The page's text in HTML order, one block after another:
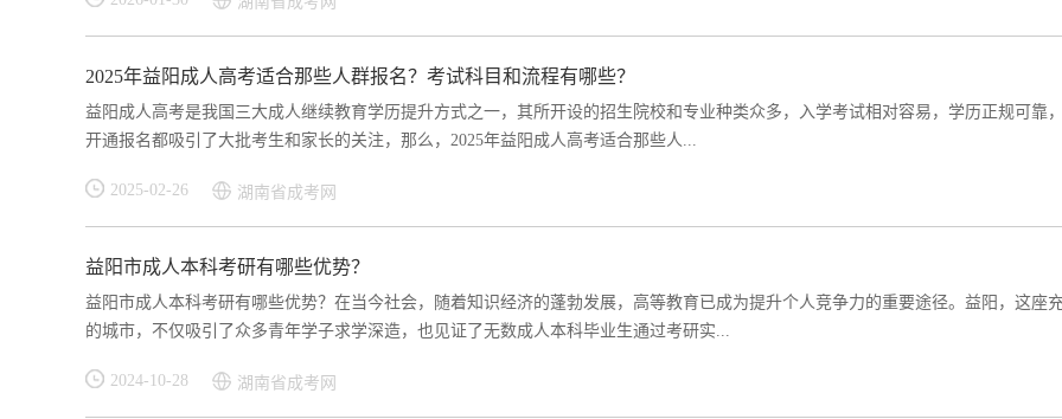
2025年益阳成人高考适合那些人群报名？考试科目和流程有哪些？
益阳成人高考是我国三大成人继续教育学历提升方式之一，其所开设的招生院校和专业种类众多，入学考试相对容易，学历正规可靠
开通报名都吸引了大批考生和家长的关注，那么，2025年益阳成人高考适合那些人...
2025-02-26 湖南省成考网
益阳市成人本科考研有哪些优势？
益阳市成人本科考研有哪些优势？在当今社会，随着知识经济的蓬勃发展，高等教育已成为提升个人竞争力的重要途径。益阳，这座
的城市，不仅吸引了众多青年学子求学深造，也见证了无数成人本科毕业生通过考研实...
2024-10-28 湖南省成考网
招生简章